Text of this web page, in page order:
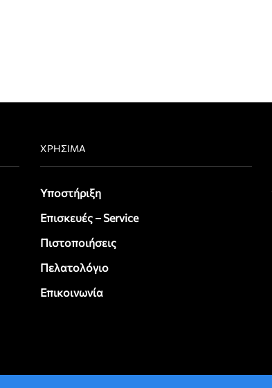
ΧΡΉΣΙΜΑ
Υποστήριξη
Επισκευές – Service
Πιστοποιήσεις
Πελατολόγιο
Επικοινωνία